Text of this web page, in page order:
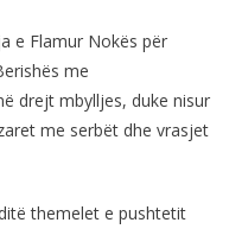
e Flamur Nokës për
me
drejt mbylljes, duke nisur
me serbët dhe vrasjet
themelet e pushtetit